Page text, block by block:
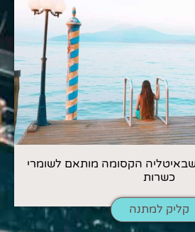
הקסומה מותאם לשומרי
כשרות
קליק למתנה